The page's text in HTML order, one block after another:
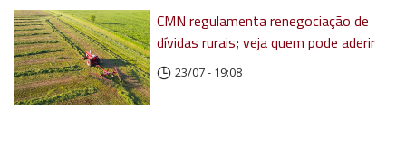
CMN regulamenta renegociação de
dívidas rurais; veja quem pode aderir
23/07 - 19:08